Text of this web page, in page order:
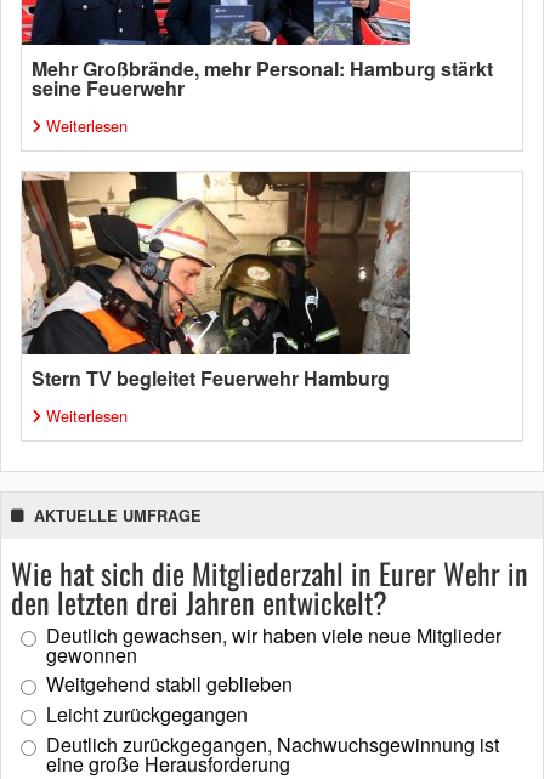
Mehr Großbrände, mehr Personal: Hamburg stärkt
seine Feuerwehr
Weiterlesen
Stern TV begleitet Feuerwehr Hamburg
Weiterlesen
AKTUELLE UMFRAGE
Wie hat sich die Mitgliederzahl in Eurer Wehr in
den letzten drei Jahren entwickelt?
Deutlich gewachsen, wir haben viele neue Mitglieder
gewonnen
Weitgehend stabil geblieben
Leicht zurückgegangen
Deutlich zurückgegangen, Nachwuchsgewinnung ist
eine große Herausforderung